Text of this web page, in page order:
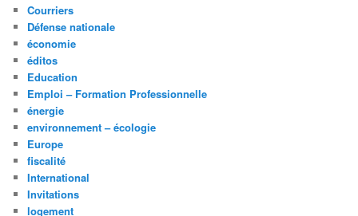
Courriers
Défense nationale
économie
éditos
Education
Emploi – Formation Professionnelle
énergie
environnement – écologie
Europe
fiscalité
International
Invitations
logement